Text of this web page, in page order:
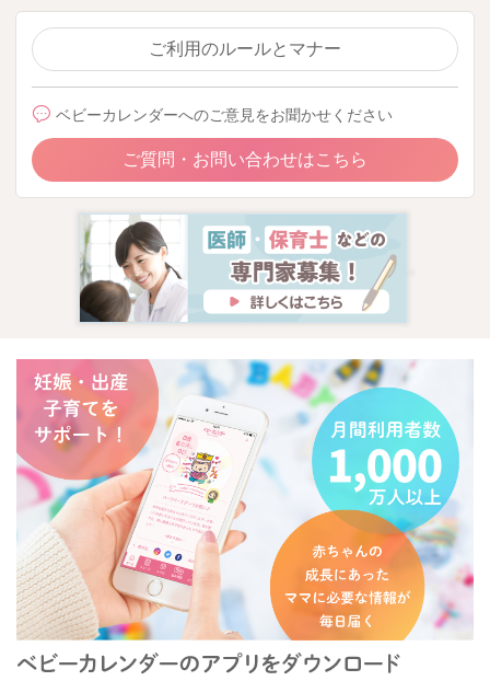
ご利用のルールとマナー
ベビーカレンダーへのご意見をお聞かせください
ご質問・お問い合わせはこちら